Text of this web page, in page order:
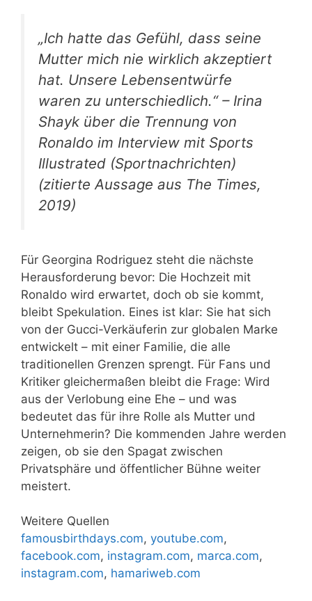
„Ich hatte das Gefühl, dass seine
Mutter mich nie wirklich akzeptiert
hat. Unsere Lebensentwürfe
waren zu unterschiedlich.“ – Irina
Shayk über die Trennung von
Ronaldo im Interview mit Sports
Illustrated (Sportnachrichten)
(zitierte Aussage aus The Times,
2019)
Für Georgina Rodriguez steht die nächste
Herausforderung bevor: Die Hochzeit mit
Ronaldo wird erwartet, doch ob sie kommt,
bleibt Spekulation. Eines ist klar: Sie hat sich
von der Gucci-Verkäuferin zur globalen Marke
entwickelt – mit einer Familie, die alle
traditionellen Grenzen sprengt. Für Fans und
Kritiker gleichermaßen bleibt die Frage: Wird
aus der Verlobung eine Ehe – und was
bedeutet das für ihre Rolle als Mutter und
Unternehmerin? Die kommenden Jahre werden
zeigen, ob sie den Spagat zwischen
Privatsphäre und öffentlicher Bühne weiter
meistert.
Weitere Quellen
famousbirthdays.com, youtube.com,
facebook.com, instagram.com, marca.com,
instagram.com, hamariweb.com